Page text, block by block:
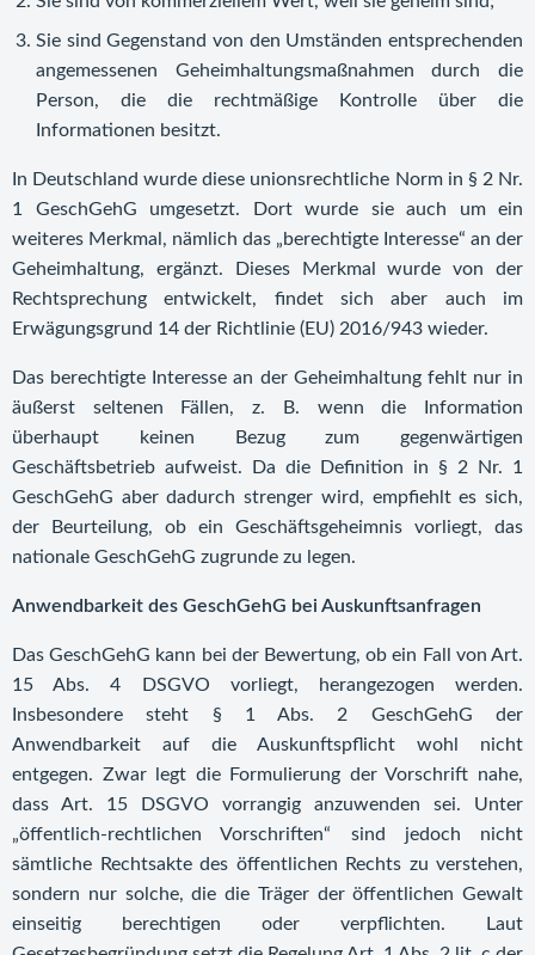
Sie sind Gegenstand von den Umständen entsprechenden
angemessenen Geheimhaltungsmaßnahmen durch die
Person, die die rechtmäßige Kontrolle über die
Informationen besitzt.
In Deutschland wurde diese unionsrechtliche Norm in § 2 Nr.
1 GeschGehG umgesetzt. Dort wurde sie auch um ein
weiteres Merkmal, nämlich das „berechtigte Interesse“ an der
Geheimhaltung, ergänzt. Dieses Merkmal wurde von der
Rechtsprechung entwickelt, findet sich aber auch im
Erwägungsgrund 14 der Richtlinie (EU) 2016/943 wieder.
Das berechtigte Interesse an der Geheimhaltung fehlt nur in
äußerst seltenen Fällen, z. B. wenn die Information
überhaupt keinen Bezug zum gegenwärtigen
Geschäftsbetrieb aufweist. Da die Definition in § 2 Nr. 1
GeschGehG aber dadurch strenger wird, empfiehlt es sich,
der Beurteilung, ob ein Geschäftsgeheimnis vorliegt, das
nationale GeschGehG zugrunde zu legen.
Anwendbarkeit des GeschGehG bei Auskunftsanfragen
Das GeschGehG kann bei der Bewertung, ob ein Fall von Art.
15 Abs. 4 DSGVO vorliegt, herangezogen werden.
Insbesondere steht § 1 Abs. 2 GeschGehG der
Anwendbarkeit auf die Auskunftspflicht wohl nicht
entgegen. Zwar legt die Formulierung der Vorschrift nahe,
dass Art. 15 DSGVO vorrangig anzuwenden sei. Unter
„öffentlich-rechtlichen Vorschriften“ sind jedoch nicht
sämtliche Rechtsakte des öffentlichen Rechts zu verstehen,
sondern nur solche, die die Träger der öffentlichen Gewalt
einseitig berechtigen oder verpflichten. Laut